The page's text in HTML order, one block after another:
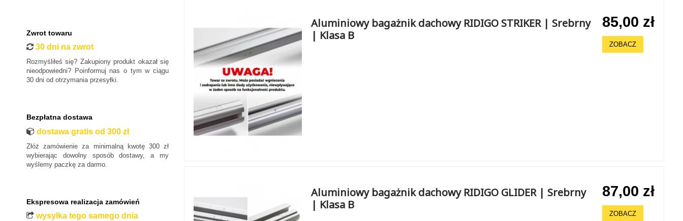
Aluminiowy bagażnik dachowy RIDIGO STRIKER | Srebrny
| Klasa B
85,00 zł
ZOBACZ
Aluminiowy bagażnik dachowy RIDIGO GLIDER | Srebrny
| Klasa B
87,00 zł
ZOBACZ
Zwrot towaru
30 dni na zwrot
Rozmyśliłeś się? Zakupiony produkt okazał się
nieodpowiedni? Poinformuj nas o tym w ciągu
30 dni od otrzymania przesyłki.
Bezpłatna dostawa
dostawa gratis od 300 zł
Złóż zamówienie za minimalną kwotę 300 zł
wybierając dowolny sposób dostawy, a my
wyślemy paczkę za darmo.
Ekspresowa realizacja zamówień
wysyłka tego samego dnia